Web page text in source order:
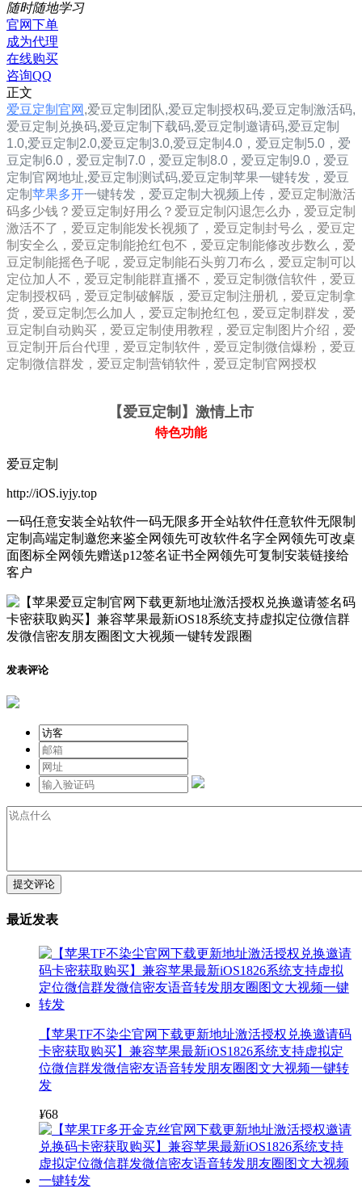
随时随地学习
官网下单
成为代理
在线购买
咨询QQ
正文
爱豆定制官网 ,爱豆定制团队,爱豆定制 授权码,爱豆定制 激活码,
爱豆定制兑换码,爱豆定制下载码,爱豆定制邀请码,爱豆定制
1.0,爱豆定制2.0,爱豆定制3.0,爱豆定制4.0， 爱豆定制5.0， 爱
豆定制6.0， 爱豆定制7.0， 爱豆定制8.0， 爱豆定制9.0， 爱豆
定制 官网地址,爱豆定制 测试码,爱豆定制 苹果一键转发， 爱豆
定制 苹果多开一键转发，爱豆定制大视频上传， 爱豆定制激活
码多少钱？爱豆定制好用么？爱豆定制闪退怎么办，爱豆定制
激活不了，爱豆定制能发长视频了，爱豆定制封号么，爱豆定
制安全么，爱豆定制能抢红包不，爱豆定制能修改步数么，爱
豆定制能摇色子呢，爱豆定制能石头剪刀布么，爱豆定制可以
定位加人不，爱豆定制能群直播不，爱豆定制微信软件，爱豆
定制授权码，爱豆定制破解版，爱豆定制注册机，爱豆定制拿
货，爱豆定制怎么加人，爱豆定制抢红包，爱豆定制群发，爱
豆定制自动购买，爱豆定制使用教程，爱豆定制图片介绍，爱
豆定制开后台代理，爱豆定制软件，爱豆定制微信爆粉，爱豆
定制微信群发，爱豆定制营销软件，爱豆定制官网授权
【爱豆定制 】激情上市
特色功能
爱豆定制
http://iOS.iyjy.top
一码任意安装全站软件一码无限多开全站软件任意软件无限制
定制高端定制邀您来鉴全网领先可改软件名字全网领先可改桌
面图标全网领先赠送p12签名证书全网领先可复制安装链接给
客户
发表评论
提交评论
最近发表
【苹果TF不染尘官网下载更新地址激活授权兑换邀请码
卡密获取购买】兼容苹果最新iOS1826系统支持虚拟定
位微信群发微信密友语音转发朋友圈图文大视频一键转
发
¥68